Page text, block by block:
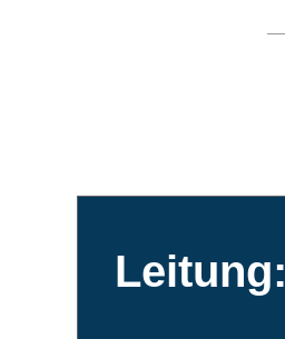
Leitung: